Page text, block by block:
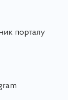
порталу